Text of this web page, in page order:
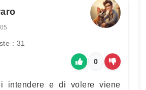
: 31
0
intendere e di volere viene